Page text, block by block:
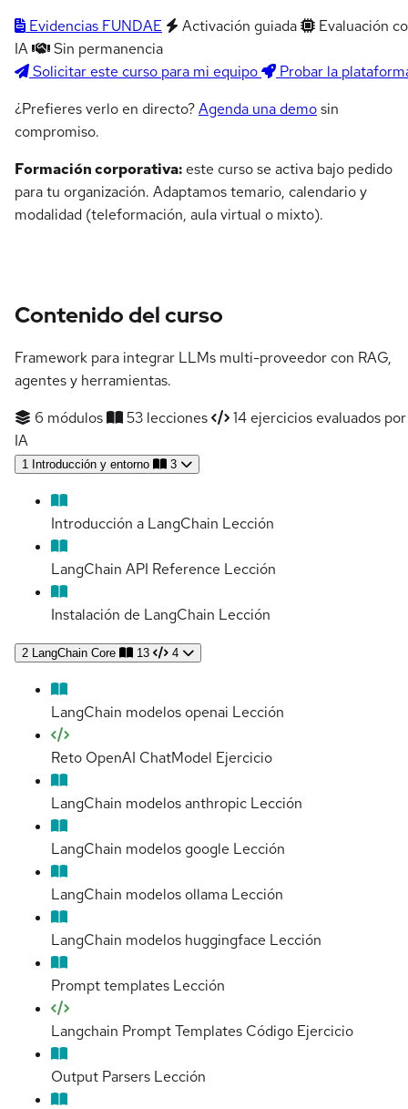
Evidencias FUNDAE
Activación guiada
Evaluación
IA
Sin permanencia
Solicitar este curso para mi equipo
Probar la
¿Prefieres verlo en directo?Agenda una demosin
compromiso.
Formación corporativa: este curso se activa bajo pedido
para tu organización. Adaptamos temario, calendario y
modalidad (teleformación, aula virtual o mixto).
Contenido del curso
Framework para integrar LLMs multi-proveedor con RAG,
agentes y herramientas.
6 módulos
53 lecciones
14 ejercicios evaluados por
IA
1 Introducción y entorno 3
Introducción a LangChain Lección
LangChain API Reference Lección
Instalación de LangChain Lección
2 LangChain Core 13 4
LangChain modelos openai Lección
Reto OpenAI ChatModel Ejercicio
LangChain modelos anthropic Lección
LangChain modelos google Lección
LangChain modelos ollama Lección
LangChain modelos huggingface Lección
Prompt templates Lección
Langchain Prompt Templates Código Ejercicio
Output Parsers Lección